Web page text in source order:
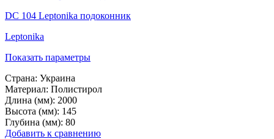
DC 104 Leptonika подоконник
Leptonika
Показать параметры
Страна: Украина
Материал: Полистирол
Длина (мм): 2000
Высота (мм): 145
Глубина (мм): 80
Добавить к сравнению